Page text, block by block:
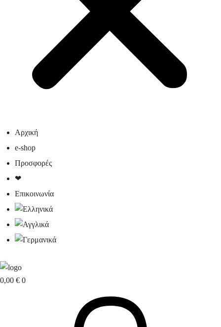
Αρχική
e-shop
Προσφορές
❤
Επικοινωνία
0,00 € 0